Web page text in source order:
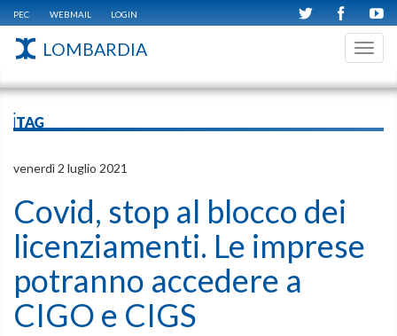
PEC WEBMAIL LOGIN
LOMBARDIA
iTAG
venerdì 2 luglio 2021
Covid, stop al blocco dei
licenziamenti. Le imprese
potranno accedere a
CIGO e CIGS